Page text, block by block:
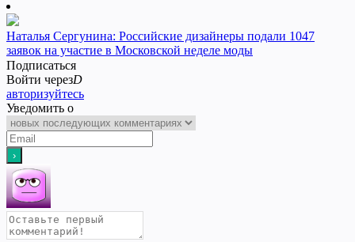
Наталья Сергунина: Российские дизайнеры подали 1047
заявок на участие в Московской неделе моды
Подписаться
Войти черезD
авторизуйтесь
Уведомить о